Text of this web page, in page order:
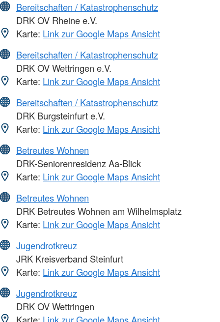
Bereitschaften / Katastrophenschutz
DRK OV Rheine e.V.
Karte: Link zur Google Maps Ansicht
Bereitschaften / Katastrophenschutz
DRK OV Wettringen e.V.
Karte: Link zur Google Maps Ansicht
Bereitschaften / Katastrophenschutz
DRK Burgsteinfurt e.V.
Karte: Link zur Google Maps Ansicht
Betreutes Wohnen
DRK-Seniorenresidenz Aa-Blick
Karte: Link zur Google Maps Ansicht
Betreutes Wohnen
DRK Betreutes Wohnen am Wilhelmsplatz
Karte: Link zur Google Maps Ansicht
Jugendrotkreuz
JRK Kreisverband Steinfurt
Karte: Link zur Google Maps Ansicht
Jugendrotkreuz
DRK OV Wettringen